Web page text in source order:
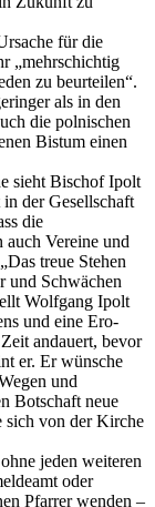
für die
„mehrschichtig
zu beurteilen“.
als in den
die polnischen
Bistum einen
sieht Bischof Ipolt
der Gesellschaft
die
Vereine und
treue Stehen
und Schwächen
Wolfgang Ipolt
und eine Ero-
andauert, bevor
er. Er wünsche
und
Botschaft neue
sich von der Kirche
jeden weiteren
oder
Pfarrer wenden –